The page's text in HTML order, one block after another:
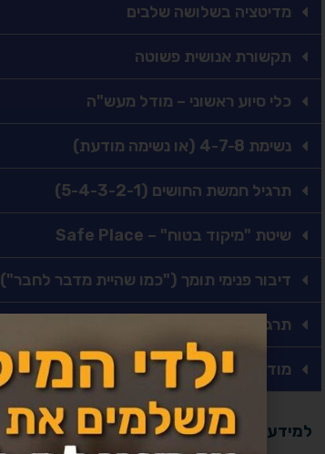
מדיטציה בשלושה שלבים
תקשורת אנושית פשוטה
כלי סיוע ראשוני – מודל מעש"ה
נשימת 4-7-8 (או נשימה מודעת)
תרגיל חמשת החושים (5-4-3-2-1)
שיטת "מיקוד בטוח" – Safe Place
דיבור פנימי תומך ("כמו שהיית מדבר לחבר")
תרגיל "עוגן" פיזי לקרקוע
מודל אפר"ת (אירוע–פרשנות–רגש–תגובה)
למידע נוסף עבור טיפולים רגשיים לחצו כאן >>